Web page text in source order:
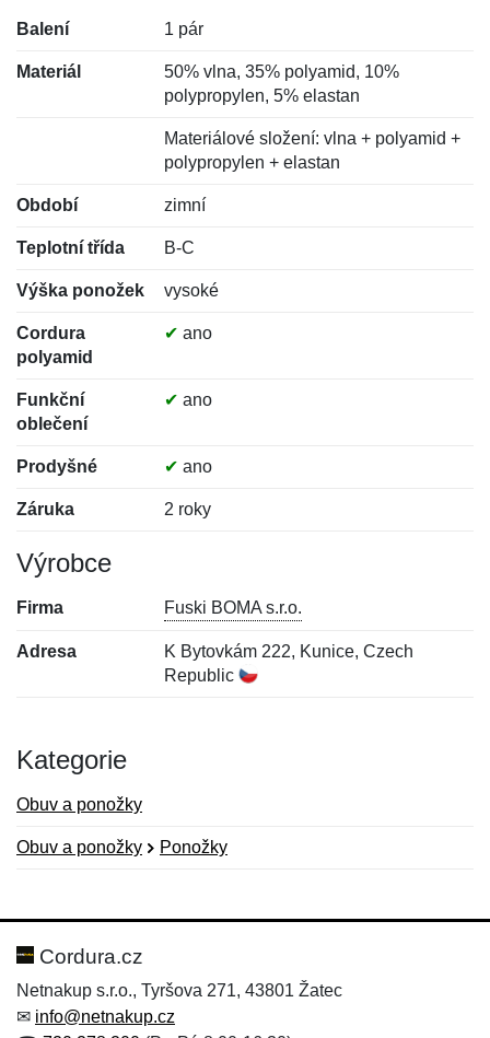
Balení 1 pár
Materiál
50% vlna, 35% polyamid, 10%
polypropylen, 5% elastan
Materiálové složení: vlna + polyamid +
polypropylen + elastan
Období zimní
Teplotní třída B-C
Výška ponožek vysoké
Cordura
polyamid
✔ ano
Funkční
oblečení
✔ ano
Prodyšné ✔ ano
Záruka 2 roky
Výrobce
Firma Fuski BOMA s.r.o.
Adresa
K Bytovkám 222, Kunice, Czech
Republic
Kategorie
Obuv a ponožky
Obuv a ponožky Ponožky
Hodnocení:
Jméno:
Cordura.cz
Netnakup s.r.o., Tyršova 271, 43801 Žatec
✉ info@netnakup.cz